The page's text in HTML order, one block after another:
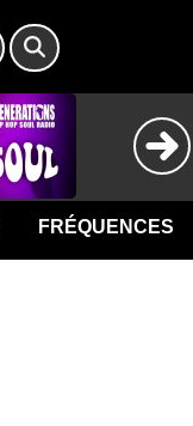
FRÉQUENCES